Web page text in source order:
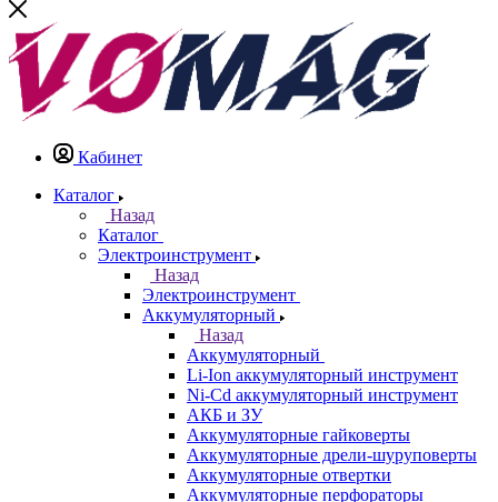
Кабинет
Каталог
Назад
Каталог
Электроинструмент
Назад
Электроинструмент
Аккумуляторный
Назад
Аккумуляторный
Li-Ion аккумуляторный инструмент
Ni-Cd аккумуляторный инструмент
АКБ и ЗУ
Аккумуляторные гайковерты
Аккумуляторные дрели-шуруповерты
Аккумуляторные отвертки
Аккумуляторные перфораторы